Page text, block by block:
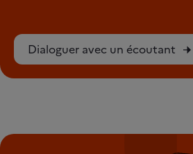
Dialoguer avec un écoutant